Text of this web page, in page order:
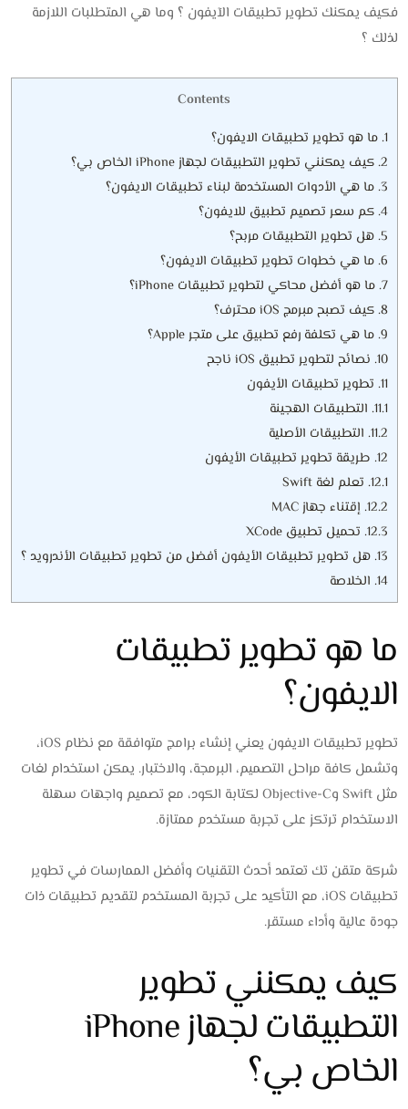
فكيف يمكنك تطوير تطبيقات الآيفون ؟ وما هي المتطلبات اللازمة
لذلك ؟
Contents
1. ما هو تطوير تطبيقات الايفون؟
2. كيف يمكنني تطوير التطبيقات لجهاز iPhone الخاص بي؟
3. ما هي الأدوات المستخدمة لبناء تطبيقات الايفون؟
4. كم سعر تصميم تطبيق للايفون؟
5. هل تطوير التطبيقات مربح؟
6. ما هي خطوات تطوير تطبيقات الايفون؟
7. ما هو أفضل محاكي لتطوير تطبيقات iPhone؟
8. كيف تصبح مبرمج iOS محترف؟
9. ما هي تكلفة رفع تطبيق على متجر Apple؟
10. نصائح لتطوير تطبيق iOS ناجح
11. تطوير تطبيقات الأيفون
11.1. التطبيقات الهجينة
11.2. التطبيقات الأصلية
12. طريقة تطوير تطبيقات الأيفون
12.1. تعلم لغة Swift
12.2. إقتناء جهاز MAC
12.3. تحميل تطبيق XCode
13. هل تطوير تطبيقات الأيفون أفضل من تطوير تطبيقات الأندرويد ؟
14. الخلاصة
ما هو تطوير تطبيقات
الايفون؟
تطوير تطبيقات الايفون يعني إنشاء برامج متوافقة مع نظام iOS،
وتشمل كافة مراحل التصميم، البرمجة، والاختبار. يمكن استخدام لغات
مثل Swift وObjective-C لكتابة الكود، مع تصميم واجهات سهلة
الاستخدام ترتكز على تجربة مستخدم ممتازة.
شركة متقن تك تعتمد أحدث التقنيات وأفضل الممارسات في تطوير
تطبيقات iOS، مع التأكيد على تجربة المستخدم لتقديم تطبيقات ذات
جودة عالية وأداء مستقر.
كيف يمكنني تطوير
التطبيقات لجهاز iPhone
الخاص بي؟